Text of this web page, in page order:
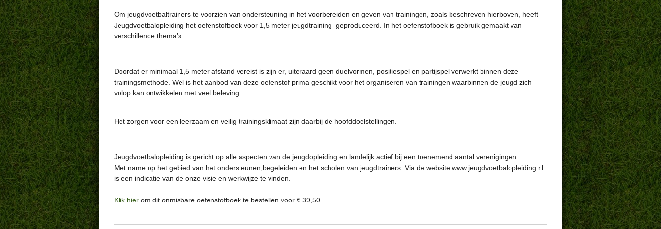
Om jeugdvoetbaltrainers te voorzien van ondersteuning in het voorbereiden en geven van trainingen, zoals beschreven hierboven, heeft
Jeugdvoetbalopleiding het oefenstofboek voor 1,5 meter jeugdtraining geproduceerd. In het oefenstofboek is gebruik gemaakt van
verschillende thema’s.
Doordat er minimaal 1,5 meter afstand vereist is zijn er, uiteraard geen duelvormen, positiespel en partijspel verwerkt binnen deze
trainingsmethode. Wel is het aanbod van deze oefenstof prima geschikt voor het organiseren van trainingen waarbinnen de jeugd zich
volop kan ontwikkelen met veel beleving.
Het zorgen voor een leerzaam en veilig trainingsklimaat zijn daarbij de hoofddoelstellingen.
Jeugdvoetbalopleiding is gericht op alle aspecten van de jeugdopleiding en landelijk actief bij een toenemend aantal verenigingen.
Met name op het gebied van het ondersteunen,begeleiden en het scholen van jeugdtrainers. Via de website www.jeugdvoetbalopleiding.nl
is een indicatie van de onze visie en werkwijze te vinden.
Klik hier om dit onmisbare oefenstofboek te bestellen voor € 39,50.